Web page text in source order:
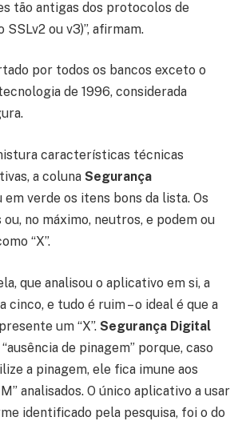
tão antigas dos protocolos de
SSLv2 ou v3)”, afirmam.
por todos os bancos exceto o
de 1996, considerada
características técnicas
a coluna Segurança
em verde os itens bons da lista. Os
ou, no máximo, neutros, e podem ou
“X”.
que analisou o aplicativo em si, a
cinco, e tudo é ruim – o ideal é que a
um “X”. Segurança Digital
de pinagem” porque, caso
a pinagem, ele fica imune aos
analisados. O único aplicativo a usar
identificado pela pesquisa, foi o do